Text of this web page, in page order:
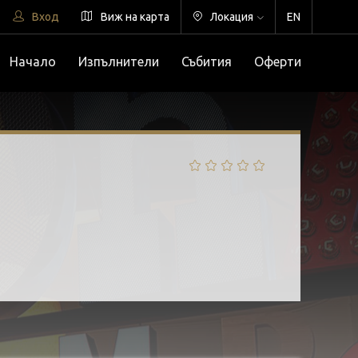
Вход Виж на карта Локация EN
Начало Изпълнители Събития Оферти